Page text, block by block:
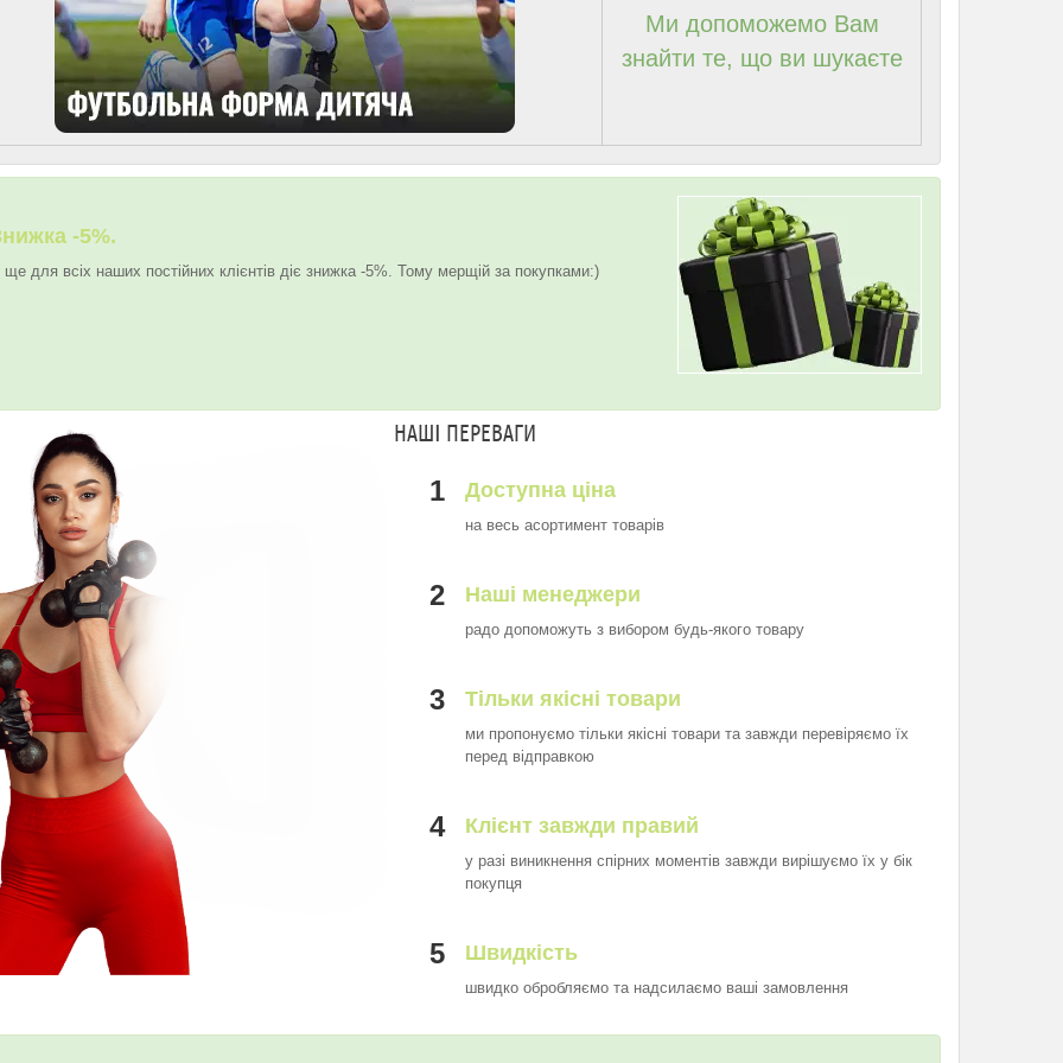
Ми допоможемо Вам
знайти те, що ви шукаєте
-5%.
для всіх наших постійних клієнтів діє знижка -5%. Тому мерщій за покупками:)
НАШІ ПЕРЕВАГИ
1 Доступна ціна
на весь асортимент товарів
2 Наші менеджери
радо допоможуть з вибором будь-якого товару
3 Тільки якісні товари
ми пропонуємо тільки якісні товари та завжди перевіряємо їх
перед відправкою
4 Клієнт завжди правий
у разі виникнення спірних моментів завжди вирішуємо їх у бік
покупця
5 Швидкість
швидко обробляємо та надсилаємо ваші замовлення